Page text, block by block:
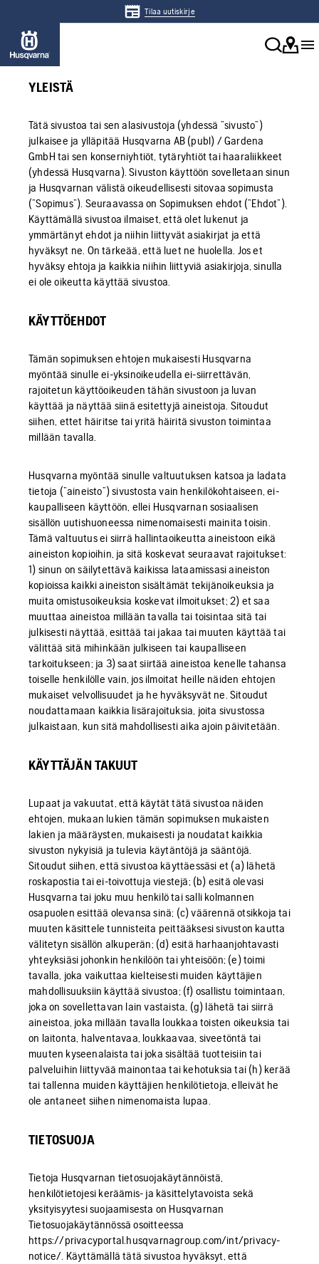
Tilaa uutiskirje
YLEISTÄ
Tätä sivustoa tai sen alasivustoja (yhdessä ”sivusto”)
julkaisee ja ylläpitää Husqvarna AB (publ) / Gardena
GmbH tai sen konserniyhtiöt, tytäryhtiöt tai haaraliikkeet
(yhdessä Husqvarna). Sivuston käyttöön sovelletaan sinun
ja Husqvarnan välistä oikeudellisesti sitovaa sopimusta
(”Sopimus”). Seuraavassa on Sopimuksen ehdot (”Ehdot”).
Käyttämällä sivustoa ilmaiset, että olet lukenut ja
ymmärtänyt ehdot ja niihin liittyvät asiakirjat ja että
hyväksyt ne. On tärkeää, että luet ne huolella. Jos et
hyväksy ehtoja ja kaikkia niihin liittyviä asiakirjoja, sinulla
ei ole oikeutta käyttää sivustoa.
KÄYTTÖEHDOT
Tämän sopimuksen ehtojen mukaisesti Husqvarna
myöntää sinulle ei-yksinoikeudella ei-siirrettävän,
rajoitetun käyttöoikeuden tähän sivustoon ja luvan
käyttää ja näyttää siinä esitettyjä aineistoja. Sitoudut
siihen, ettet häiritse tai yritä häiritä sivuston toimintaa
millään tavalla.
Husqvarna myöntää sinulle valtuutuksen katsoa ja ladata
tietoja (”aineisto”) sivustosta vain henkilökohtaiseen, ei-
kaupalliseen käyttöön, ellei Husqvarnan sosiaalisen
sisällön uutishuoneessa nimenomaisesti mainita toisin.
Tämä valtuutus ei siirrä hallintaoikeutta aineistoon eikä
aineiston kopioihin, ja sitä koskevat seuraavat rajoitukset:
1) sinun on säilytettävä kaikissa lataamissasi aineiston
kopioissa kaikki aineiston sisältämät tekijänoikeuksia ja
muita omistusoikeuksia koskevat ilmoitukset; 2) et saa
muuttaa aineistoa millään tavalla tai toisintaa sitä tai
julkisesti näyttää, esittää tai jakaa tai muuten käyttää tai
välittää sitä mihinkään julkiseen tai kaupalliseen
tarkoitukseen; ja 3) saat siirtää aineistoa kenelle tahansa
toiselle henkilölle vain, jos ilmoitat heille näiden ehtojen
mukaiset velvollisuudet ja he hyväksyvät ne. Sitoudut
noudattamaan kaikkia lisärajoituksia, joita sivustossa
julkaistaan, kun sitä mahdollisesti aika ajoin päivitetään.
KÄYTTÄJÄN TAKUUT
Lupaat ja vakuutat, että käytät tätä sivustoa näiden
ehtojen, mukaan lukien tämän sopimuksen mukaisten
lakien ja määräysten, mukaisesti ja noudatat kaikkia
sivuston nykyisiä ja tulevia käytäntöjä ja sääntöjä.
Sitoudut siihen, että sivustoa käyttäessäsi et (a) lähetä
roskapostia tai ei-toivottuja viestejä; (b) esitä olevasi
Husqvarna tai joku muu henkilö tai salli kolmannen
osapuolen esittää olevansa sinä; (c) väärennä otsikkoja tai
muuten käsittele tunnisteita peittääksesi sivuston kautta
välitetyn sisällön alkuperän; (d) esitä harhaanjohtavasti
yhteyksiäsi johonkin henkilöön tai yhteisöön; (e) toimi
tavalla, joka vaikuttaa kielteisesti muiden käyttäjien
mahdollisuuksiin käyttää sivustoa; (f) osallistu toimintaan,
joka on sovellettavan lain vastaista, (g) lähetä tai siirrä
aineistoa, joka millään tavalla loukkaa toisten oikeuksia tai
on laitonta, halventavaa, loukkaavaa, siveetöntä tai
muuten kyseenalaista tai joka sisältää tuotteisiin tai
palveluihin liittyvää mainontaa tai kehotuksia tai (h) kerää
tai tallenna muiden käyttäjien henkilötietoja, elleivät he
ole antaneet siihen nimenomaista lupaa.
TIETOSUOJA
Tietoja Husqvarnan tietosuojakäytännöistä,
henkilötietojesi keräämis- ja käsittelytavoista sekä
yksityisyytesi suojaamisesta on Husqvarnan
Tietosuojakäytännössä osoitteessa
https://privacyportal.husqvarnagroup.com/int/privacy-
notice/. Käyttämällä tätä sivustoa hyväksyt, että